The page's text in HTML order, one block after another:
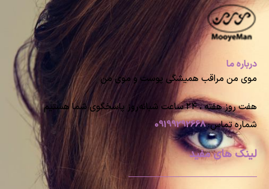
درباره ما
موی من مراقب همیشگی پوست و موی من
هفت روز هفته ، ۲۴ ساعت شبانه‌روز پاسخگوی شما هستیم
شماره تماس:09199292668
لینک های مفید